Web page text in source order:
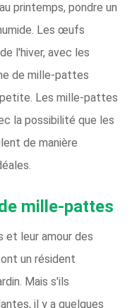
printemps, pondre un
Les œufs
l'hiver, avec les
de mille-pattes
Les mille-pattes
la possibilité que les
de manière
mille-pattes
et leur amour des
un résident
Mais s'ils
il y a quelques